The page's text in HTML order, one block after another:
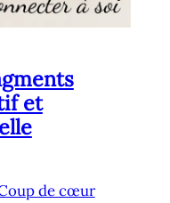
et
de cœur